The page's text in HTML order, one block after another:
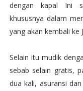
dengan kapal Ini
khususnya dalam
yang akan kembali ke
Selain itu mudik
sebab selain gratis,
dua kali, asuransi